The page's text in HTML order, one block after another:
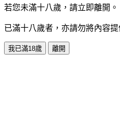
若您未滿十八歲，請立即離開。
已滿十八歲者，亦請勿將內容提
我已滿18歲 離開